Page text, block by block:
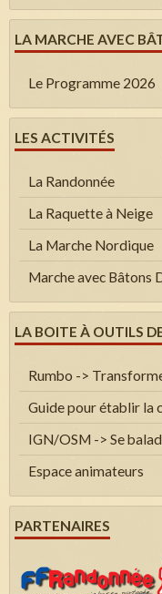
LA MARCHE AVEC
Le Programme 2026
LES ACTIVITÉS
La Randonnée
La Raquette à Neige
La Marche Nordique
Marche avec Bâtons
LA BOITE À OUTILS
Rumbo ->
Guide pour établir la
IGN/OSM -> Se
Espace animateurs
PARTENAIRES